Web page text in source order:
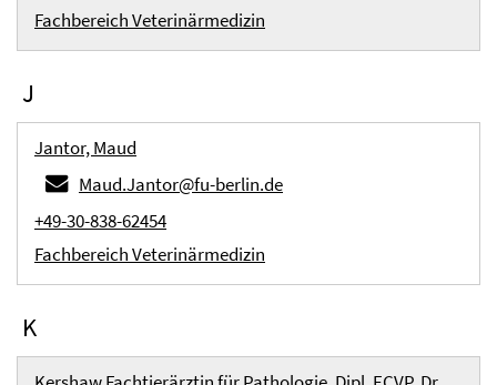
Fachbereich Veterinärmedizin
J
Jantor, Maud
Maud.Jantor@fu-berlin.de
+49-30-838-62454
Fachbereich Veterinärmedizin
K